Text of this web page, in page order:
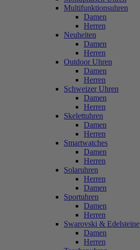
Multifunktionsuhren
Damen
Herren
Neuheiten
Damen
Herren
Outdoor Uhren
Damen
Herren
Schweizer Uhren
Damen
Herren
Skelettuhren
Damen
Herren
Smartwatches
Damen
Herren
Solaruhren
Herren
Damen
Sportuhren
Damen
Herren
Swarovski & Edelsteine
Damen
Herren